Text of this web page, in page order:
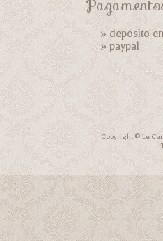
» depósito
»paypal
Copyright © Le